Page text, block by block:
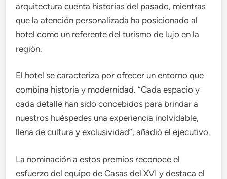
arquitectura cuenta historias del pasado, mientras
que la atención personalizada ha posicionado al
hotel como un referente del turismo de lujo en la
región.
El hotel se caracteriza por ofrecer un entorno que
combina historia y modernidad. “Cada espacio y
cada detalle han sido concebidos para brindar a
nuestros huéspedes una experiencia inolvidable,
llena de cultura y exclusividad”, añadió el ejecutivo.
La nominación a estos premios reconoce el
esfuerzo del equipo de Casas del XVI y destaca el